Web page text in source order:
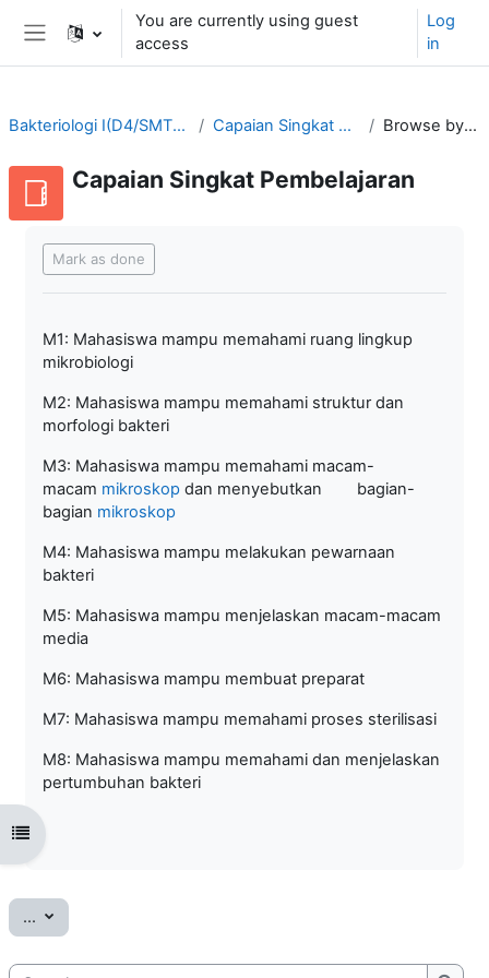
Skip to main content
Side panel
You are currently using guest
access
Log
in
Open course index
Bakteriologi I(D4/SMT3-2021/2022) Capaian Singkat Pembelajaran Browse by alphabet
Capaian Singkat Pembelajaran
Mark as done
M1: Mahasiswa mampu memahami ruang lingkup
mikrobiologi
M2: Mahasiswa mampu memahami struktur dan
morfologi bakteri
M3: Mahasiswa mampu memahami macam-
macam mikroskop dan menyebutkan bagian-
bagian mikroskop
M4: Mahasiswa mampu melakukan pewarnaan
bakteri
M5: Mahasiswa mampu menjelaskan macam-macam
media
M6: Mahasiswa mampu membuat preparat
M7: Mahasiswa mampu memahami proses sterilisasi
M8: Mahasiswa mampu memahami dan menjelaskan
pertumbuhan bakteri
... Export entries
Search